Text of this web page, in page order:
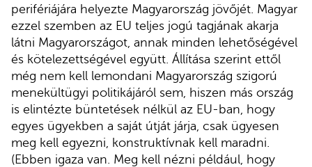
perifériájára helyezte Magyarország jövőjét. Magyar
ezzel szemben az EU teljes jogú tagjának akarja
látni Magyarországot, annak minden lehetőségével
és kötelezettségével együtt. Állítása szerint ettől
még nem kell lemondani Magyarország szigorú
menekültügyi politikájáról sem, hiszen más ország
is elintézte büntetések nélkül az EU-ban, hogy
egyes ügyekben a saját útját járja, csak ügyesen
meg kell egyezni, konstruktívnak kell maradni.
(Ebben igaza van. Meg kell nézni például, hogy